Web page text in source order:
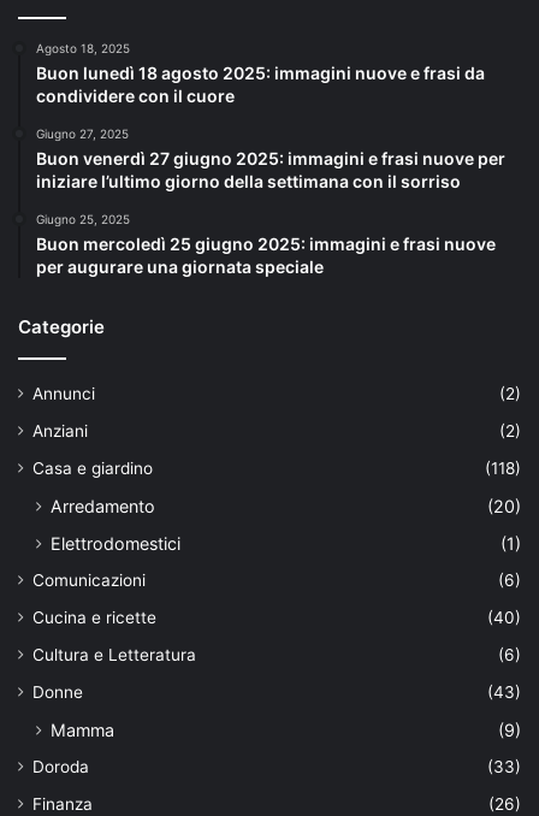
Agosto 18, 2025
Buon lunedì 18 agosto 2025: immagini nuove e frasi da
condividere con il cuore
Giugno 27, 2025
Buon venerdì 27 giugno 2025: immagini e frasi nuove per
iniziare l’ultimo giorno della settimana con il sorriso
Giugno 25, 2025
Buon mercoledì 25 giugno 2025: immagini e frasi nuove
per augurare una giornata speciale
Categorie
Annunci
(2)
Anziani
(2)
Casa e giardino
(118)
Arredamento
(20)
Elettrodomestici
(1)
Comunicazioni
(6)
Cucina e ricette
(40)
Cultura e Letteratura
(6)
Donne
(43)
Mamma (9)
Doroda
(33)
Finanza
(26)